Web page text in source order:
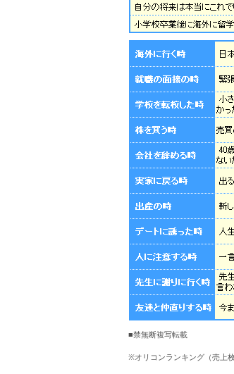
■禁無断複写転載
※オリコンランキング（売上